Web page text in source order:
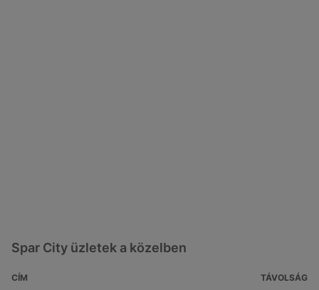
Spar City üzletek a közelben
CÍM TÁVOLSÁG